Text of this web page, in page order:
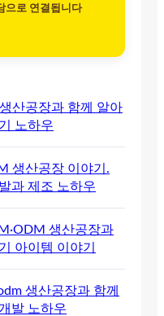
으로 연결됩니다
산공장과 함께 알아
노하우
생산공장 이야기.
과 제조 노하우
생산공장과
아이템 이야기
생산공장과 함께
발 노하우